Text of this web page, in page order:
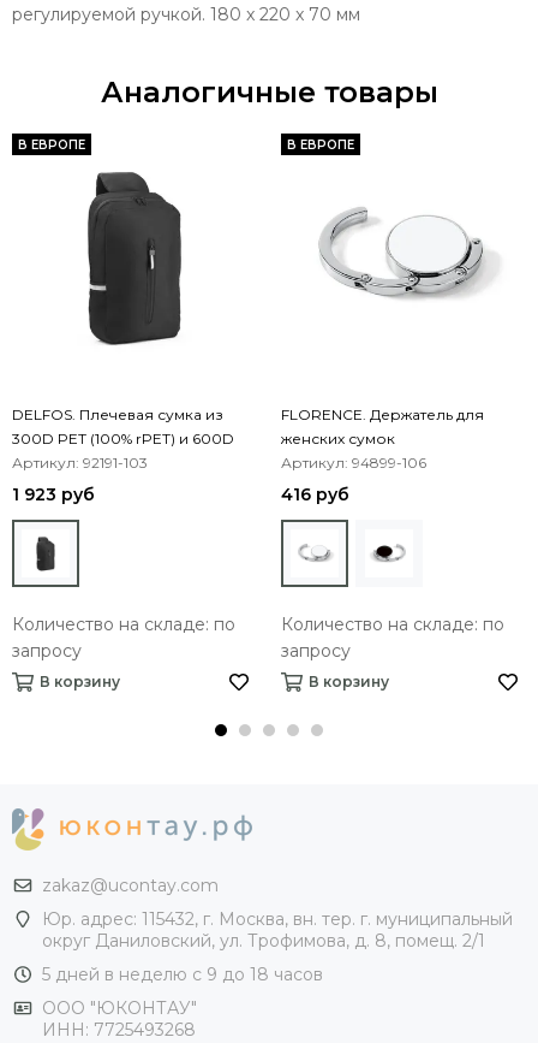
регулируемой ручкой. 180 x 220 x 70 мм
Аналогичные товары
В ЕВРОПЕ
DELFOS. Плечевая сумка из
300D PET (100% rPET) и 600D
PET (100% rPET)
Артикул: 92191-103
1 923 руб
Количество на складе: по
запросу
В корзину
В ЕВРОПЕ
FLORENCE. Держатель для
женских сумок
Артикул: 94899-106
416 руб
Количество на складе: по
запросу
В корзину
zakaz@ucontay.com
Юр. адрес: 115432, г. Москва, вн. тер. г. муниципальный
округ Даниловский, ул. Трофимова, д. 8, помещ. 2/1
5 дней в неделю с 9 до 18 часов
ООО "ЮКОНТАУ"
ИНН: 7725493268